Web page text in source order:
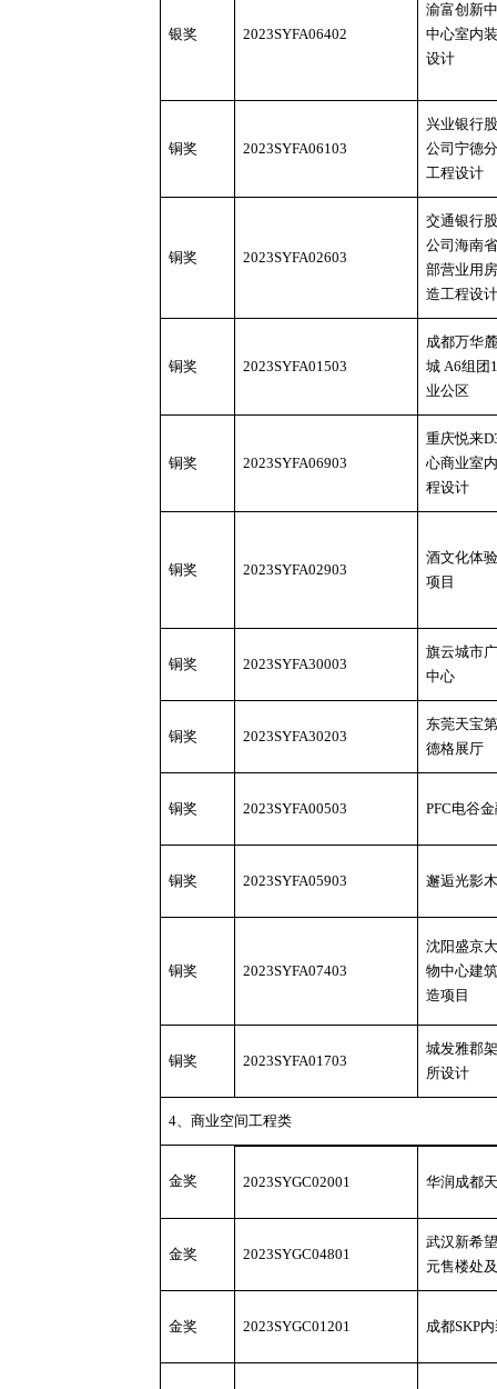
银奖 2023SYFA06402
渝富创新
中心室内
设计
铜奖 2023SYFA06103
兴业银行
公司宁德
工程设计
铜奖 2023SYFA02603
交通银行
公司海南
部营业用
造工程设计
铜奖 2023SYFA01503
成都万华
城 A6组团
业公区
铜奖 2023SYFA06903
重庆悦来
心商业室
程设计
铜奖 2023SYFA02903
酒文化体
项目
铜奖 2023SYFA30003
旗云城市
中心
铜奖 2023SYFA30203
东莞天宝
德格展厅
铜奖 2023SYFA00503 PFC电谷
铜奖 2023SYFA05903 邂逅光影
铜奖 2023SYFA07403
沈阳盛京
物中心建
造项目
铜奖 2023SYFA01703
城发雅郡
所设计
4、商业空间工程类
金奖 2023SYGC02001 华润成都
金奖 2023SYGC04801
武汉新希望
元售楼处
金奖 2023SYGC01201 成都SKP